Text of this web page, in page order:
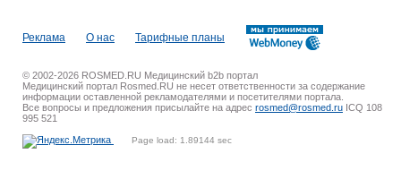
Реклама О нас Тарифные планы
© 2002-2026 ROSMED.RU Медицинский b2b портал
Медицинский портал Rosmed.RU не несет ответственности за содержание
информации оставленной рекламодателями и посетителями портала.
Все вопросы и предложения присылайте на адрес rosmed@rosmed.ru ICQ 108
995 521
Page load: 1.89144 sec